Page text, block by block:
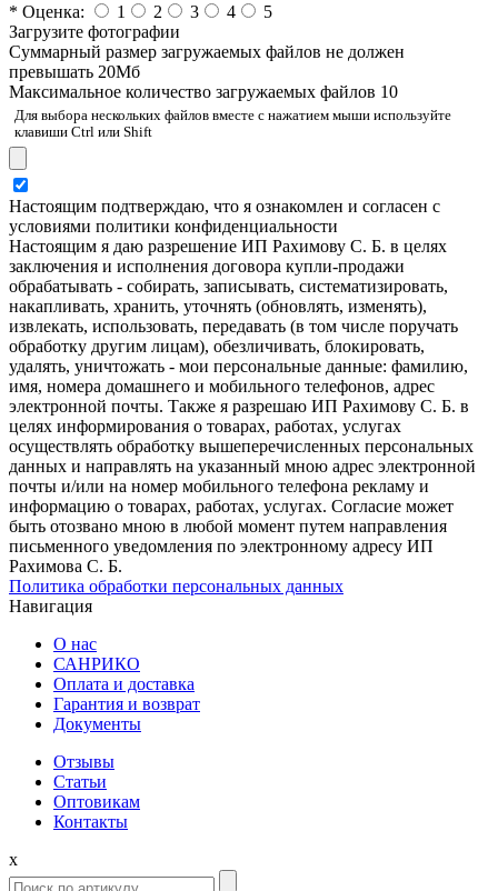
* Оценка: 1 2 3 4
5
Загрузите фотографии
Cуммарный размер загружаемых файлов не должен
превышать 20Мб
Максимальное количество загружаемых файлов 10
Для выбора нескольких файлов вместе с нажатием мыши используйте
клавиши Ctrl или Shift
Настоящим подтверждаю, что я ознакомлен и согласен с
условиями политики конфиденциальности
Настоящим я даю разрешение ИП Рахимову С. Б. в целях
заключения и исполнения договора купли-продажи
обрабатывать - собирать, записывать, систематизировать,
накапливать, хранить, уточнять (обновлять, изменять),
извлекать, использовать, передавать (в том числе поручать
обработку другим лицам), обезличивать, блокировать,
удалять, уничтожать - мои персональные данные: фамилию,
имя, номера домашнего и мобильного телефонов, адрес
электронной почты. Также я разрешаю ИП Рахимову С. Б. в
целях информирования о товарах, работах, услугах
осуществлять обработку вышеперечисленных персональных
данных и направлять на указанный мною адрес электронной
почты и/или на номер мобильного телефона рекламу и
информацию о товарах, работах, услугах. Согласие может
быть отозвано мною в любой момент путем направления
письменного уведомления по электронному адресу ИП
Рахимова С. Б.
Политика обработки персональных данных
Навигация
О нас
САНРИКО
Оплата и доставка
Гарантия и возврат
Документы
Отзывы
Статьи
Оптовикам
Контакты
x